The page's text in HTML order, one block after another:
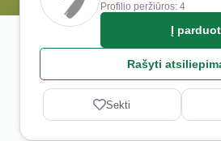
Profilio peržiūros: 4
Į
Rašyti
Sekti